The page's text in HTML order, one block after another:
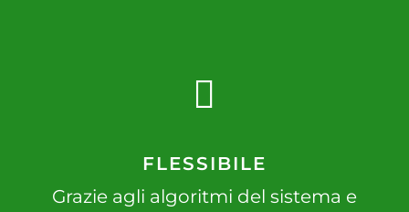
FLESSIBILE
Grazie agli algoritmi del sistema e